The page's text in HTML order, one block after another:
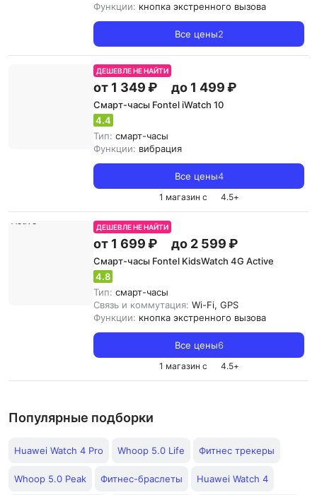
Функции: кнопка экстренного вызова
Все цены2
ДЕШЕВЛЕ НЕ НАЙТИ
от 1 349 ₽ до 1 499 ₽
Смарт-часы Fontel iWatch 10
4.4
Тип: смарт-часы
Функции: вибрация
Все цены4
1 магазин с 4.5+
ДЕШЕВЛЕ НЕ НАЙТИ
от 1 699 ₽ до 2 599 ₽
Смарт-часы Fontel KidsWatch 4G Active
4.8
Тип: смарт-часы
Связь и коммутация: Wi-Fi, GPS
Функции: кнопка экстренного вызова
Все цены6
1 магазин с 4.5+
Популярные подборки
Huawei Watch 4 Pro Whoop 5.0 Life Фитнес трекеры
Whoop 5.0 Peak Фитнес-браслеты Huawei Watch 4